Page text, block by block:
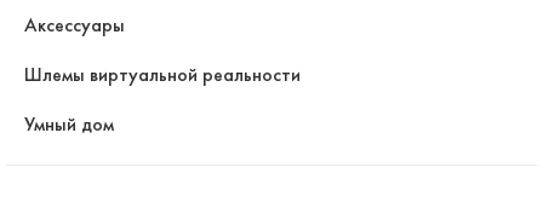
Аксессуары
Шлемы виртуальной реальности
Умный дом